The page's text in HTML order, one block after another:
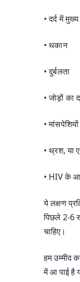
• दर्द में
• थकान
• दुर्बलता
• जोड़ों का
• मांसपेशियों
• थ्रश, या
• HIV के
ये लक्षण
पिछले 2-6
चाहिए।
हम उम्मीद
में आ पाई है